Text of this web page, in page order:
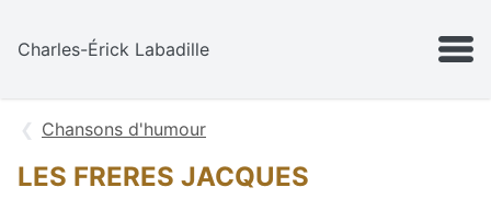
Charles-Érick Labadille
MENU
Chansons d'humour
LES FRERES JACQUES